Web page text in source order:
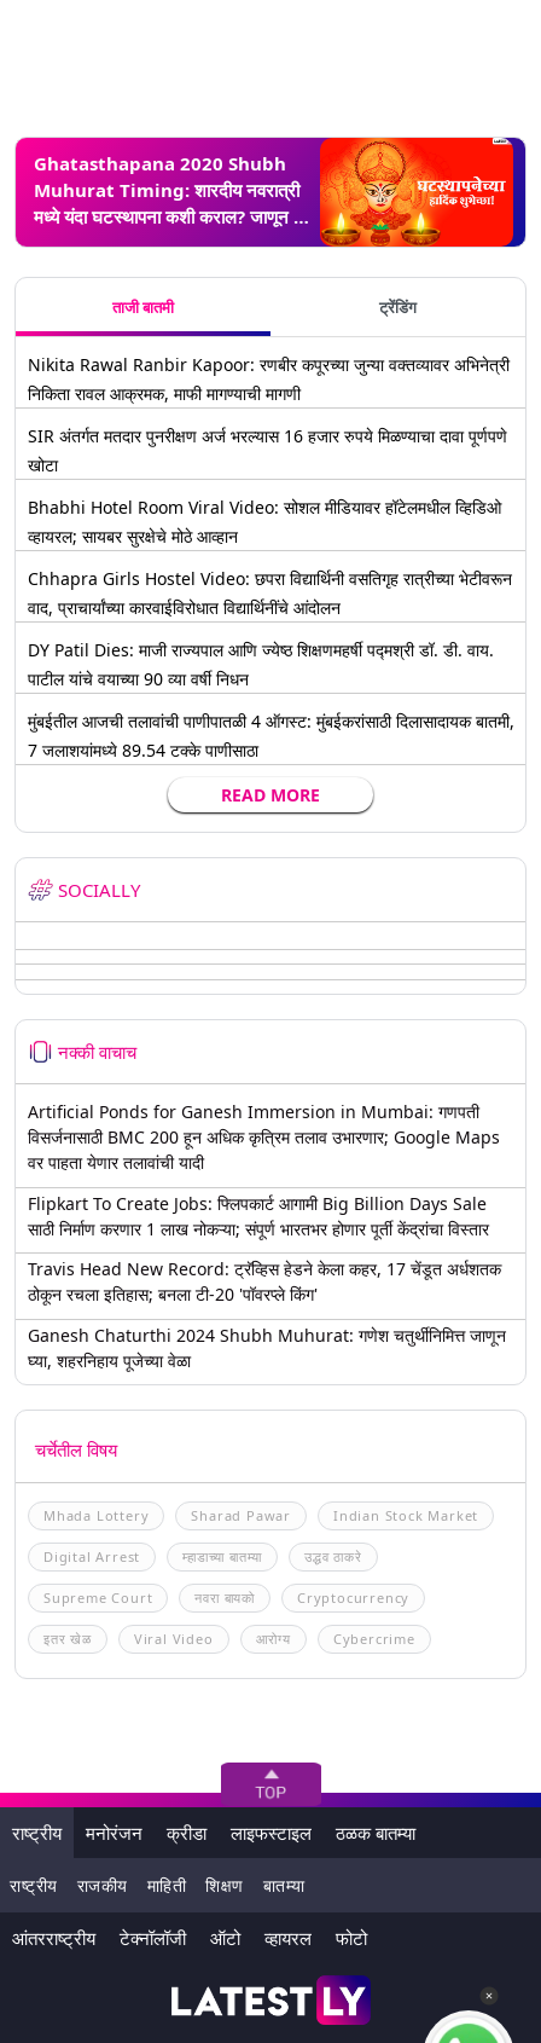
Ghatasthapana 2020 Shubh
Muhurat Timing: शारदीय नवरात्री
मध्ये यंदा घटस्थापना कशी कराल? जाणून घ्या
पूजा विधी, शुभ मुहूर्ताची वेळ
ताजी बातमी ट्रेंडिंग
Nikita Rawal Ranbir Kapoor: रणबीर कपूरच्या जुन्या वक्तव्यावर अभिनेत्री
निकिता रावल आक्रमक, माफी मागण्याची मागणी
SIR अंतर्गत मतदार पुनरीक्षण अर्ज भरल्यास 16 हजार रुपये मिळण्याचा दावा पूर्णपणे
खोटा
Bhabhi Hotel Room Viral Video: सोशल मीडियावर हॉटेलमधील व्हिडिओ
व्हायरल; सायबर सुरक्षेचे मोठे आव्हान
Chhapra Girls Hostel Video: छपरा विद्यार्थिनी वसतिगृह रात्रीच्या भेटीवरून
वाद, प्राचार्यांच्या कारवाईविरोधात विद्यार्थिनींचे आंदोलन
DY Patil Dies: माजी राज्यपाल आणि ज्येष्ठ शिक्षणमहर्षी पद्मश्री डॉ. डी. वाय.
पाटील यांचे वयाच्या 90 व्या वर्षी निधन
मुंबईतील आजची तलावांची पाणीपातळी 4 ऑगस्ट: मुंबईकरांसाठी दिलासादायक बातमी,
7 जलाशयांमध्ये 89.54 टक्के पाणीसाठा
READ MORE
SOCIALLY
नक्की वाचाच
Artificial Ponds for Ganesh Immersion in Mumbai: गणपती
विसर्जनासाठी BMC 200 हून अधिक कृत्रिम तलाव उभारणार; Google Maps
वर पाहता येणार तलावांची यादी
Flipkart To Create Jobs: फ्लिपकार्ट आगामी Big Billion Days Sale
साठी निर्माण करणार 1 लाख नोकऱ्या; संपूर्ण भारतभर होणार पूर्ती केंद्रांचा विस्तार
Travis Head New Record: ट्रॅव्हिस हेडने केला कहर, 17 चेंडूत अर्धशतक
ठोकून रचला इतिहास; बनला टी-20 'पॉवरप्ले किंग'
Ganesh Chaturthi 2024 Shubh Muhurat: गणेश चतुर्थीनिमित्त जाणून
घ्या, शहरनिहाय पूजेच्या वेळा
चर्चेतील विषय
Mhada Lottery Sharad Pawar Indian Stock Market
Digital Arrest म्हाडाच्या बातम्या उद्धव ठाकरे
Supreme Court नवरा बायको Cryptocurrency
इतर खेळ Viral Video आरोग्य Cybercrime
राष्ट्रीय मनोरंजन क्रीडा लाइफस्टाइल ठळक बातम्या
राष्ट्रीय राजकीय माहिती शिक्षण बातम्या
आंतरराष्ट्रीय टेक्नॉलॉजी ऑटो व्हायरल फोटो